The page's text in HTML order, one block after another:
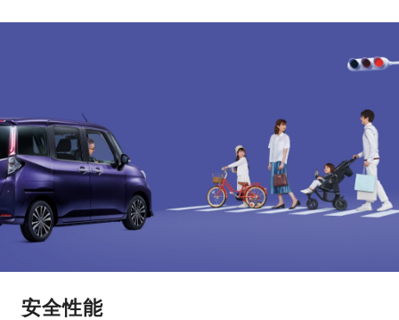
安全性能